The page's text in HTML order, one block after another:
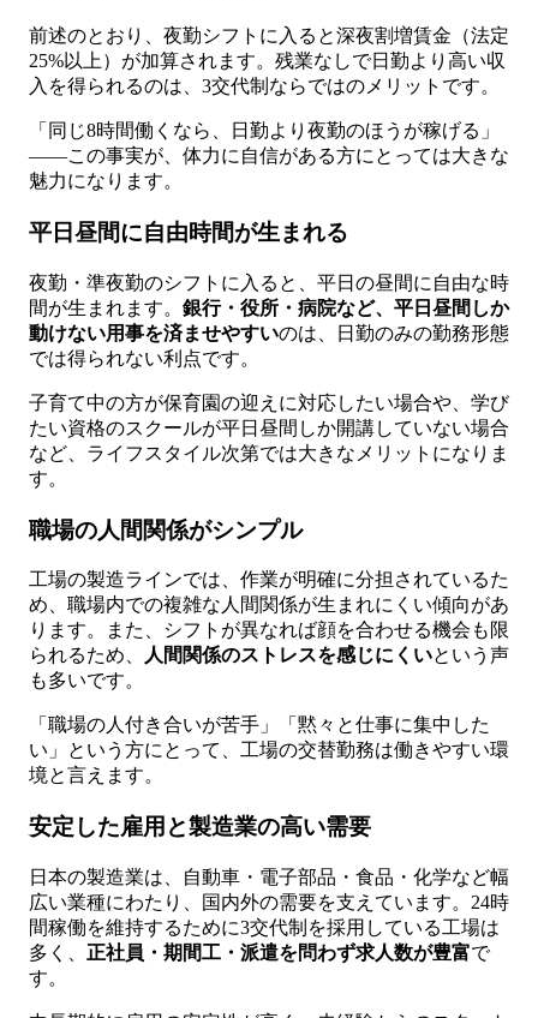
前述のとおり、夜勤シフトに入ると深夜割増賃金（法定
25%以上）が加算されます。残業なしで日勤より高い収
入を得られるのは、3交代制ならではのメリットです。
「同じ8時間働くなら、日勤より夜勤のほうが稼げる」
——この事実が、体力に自信がある方にとっては大きな
魅力になります。
平日昼間に自由時間が生まれる
夜勤・準夜勤のシフトに入ると、平日の昼間に自由な時
間が生まれます。 銀行・役所・病院など、平日昼間しか
動けない用事を済ませやすいのは、日勤のみの勤務形態
では得られない利点です。
子育て中の方が保育園の迎えに対応したい場合や、学び
たい資格のスクールが平日昼間しか開講していない場合
など、ライフスタイル次第では大きなメリットになりま
す。
職場の人間関係がシンプル
工場の製造ラインでは、作業が明確に分担されているた
め、職場内での複雑な人間関係が生まれにくい傾向があ
ります。また、シフトが異なれば顔を合わせる機会も限
られるため、
人間関係のストレスを感じにくいという声
も多いです。
「職場の人付き合いが苦手」「黙々と仕事に集中した
い」という方にとって、工場の交替勤務は働きやすい環
境と言えます。
安定した雇用と製造業の高い需要
日本の製造業は、自動車・電子部品・食品・化学など幅
広い業種にわたり、国内外の需要を支えています。24時
間稼働を維持するために3交代制を採用している工場は
多く、 正社員・期間工・派遣を問わず求人数が豊富で
す。